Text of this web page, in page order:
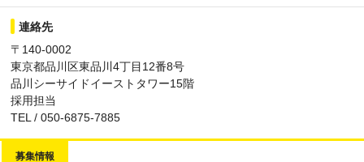
連絡先
〒140-0002
東京都品川区東品川4丁目12番8号
品川シーサイドイーストタワー15階
採用担当
TEL / 050‐6875‐7885
募集情報